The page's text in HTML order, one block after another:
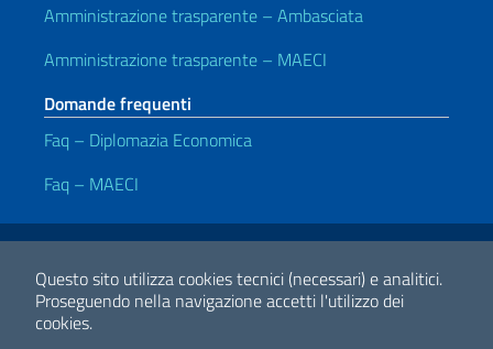
Questo sito utilizza cookies tecnici (necessari) e analitici.
Proseguendo nella navigazione accetti l'utilizzo dei
cookies.
Amministrazione trasparente – Ambasciata
Amministrazione trasparente – MAECI
Domande frequenti
Faq – Diplomazia Economica
Faq – MAECI
Link Utili